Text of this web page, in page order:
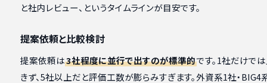
と社内レビュー、というタイムラインが目安です。
提案依頼と比較検討
提案依頼は3社程度に並行で出すのが標準的です。1社だけで
きず、5社以上だと評価工数が膨らみすぎます。外資系1社・BIG4